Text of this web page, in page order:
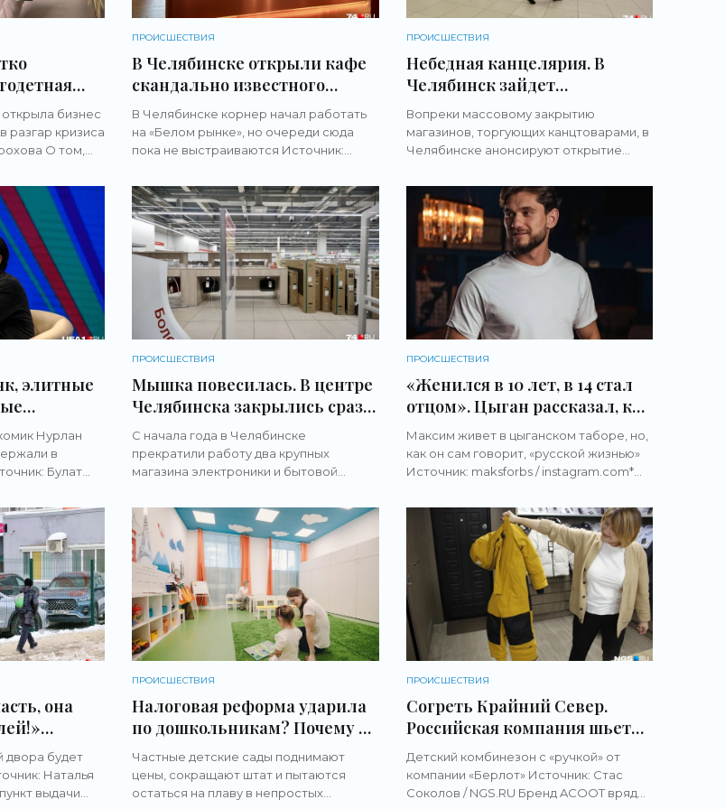
на
в разгар
-
бизнес
разгар кризиса
О том,
каждого
ПРОИСШЕСТВИЯ
В Челябинске открыли кафе
скандально известного
московского бренда PIMS -
«Новости бизнеса»
В Челябинске корнер начал работать
на «Белом рынке», но очереди сюда
пока не выстраиваются Источник:
открыли корнер PIMS — бренд чайных
напитков в формате bubble tea.
ПРОИСШЕСТВИЯ
Небедная канцелярия. В
Челябинск зайдет
федеральная сеть
воронежского миллиардера -
«Новости бизнеса»
Вопреки массовому закрытию
магазинов, торгующих канцтоварами, в
Челябинске анонсируют открытие
Лапцевич На фоне закрытия мелких
магазинов канцтоваров в Челябинск
элитные
Россию на
Нурлан
в
Булат
въезд в
ПРОИСШЕСТВИЯ
Мышка повесилась. В центре
Челябинска закрылись сразу
два гипермаркета «М.Видео»
- «Новости бизнеса»
С начала года в Челябинске
прекратили работу два крупных
магазина электроники и бытовой
Торговые комплексы «Таганай» и
«Радуга» лишились якорного
арендатора — там
ПРОИСШЕСТВИЯ
«Женился в 10 лет, в 14 стал
отцом». Цыган рассказал, как
совмещает жизнь в таборе,
блогерство и барный бизнес -
«Новости бизнеса»
Максим живет в цыганском таборе, но,
как он сам говорит, «русской жизнью»
Источник: maksforbs / instagram.com*
разбивает стереотипы вдребезги. Он
работал моделью, а
она
выдачи
дворе
двора будет
Наталья
выдачи
ПРОИСШЕСТВИЯ
Налоговая реформа ударила
по дошкольникам? Почему в
России начали закрываться
частные детские сады -
«Новости бизнеса»
Частные детские сады поднимают
цены, сокращают штат и пытаются
остаться на плаву в непростых
ПРОИСШЕСТВИЯ
Согреть Крайний Север.
Российская компания шьет
пуховики, которые спасают
даже в якутские морозы, —
почему у нас о ней не знают -
Детский комбинезон с «ручкой» от
компании «Берлот» Источник: Стас
Соколов / NGS.RU Бренд ACOOT вряд